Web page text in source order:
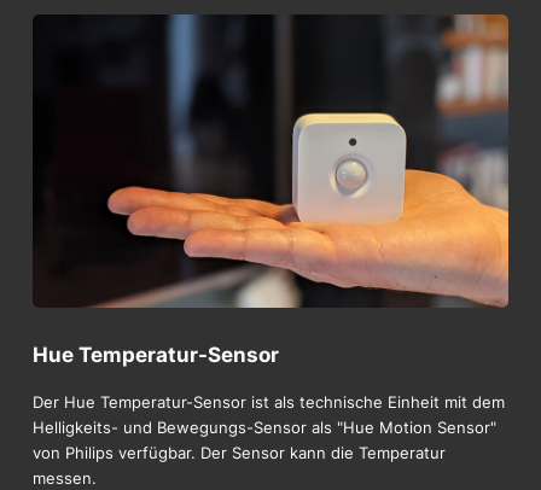
Hue Temperatur-Sensor
Der Hue Temperatur-Sensor ist als technische Einheit mit dem
Helligkeits- und Bewegungs-Sensor als "Hue Motion Sensor"
von Philips verfügbar. Der Sensor kann die Temperatur
messen.